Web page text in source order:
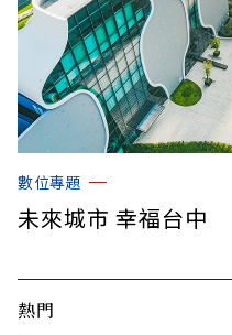
數位專題
未來城市 幸福台中
熱門